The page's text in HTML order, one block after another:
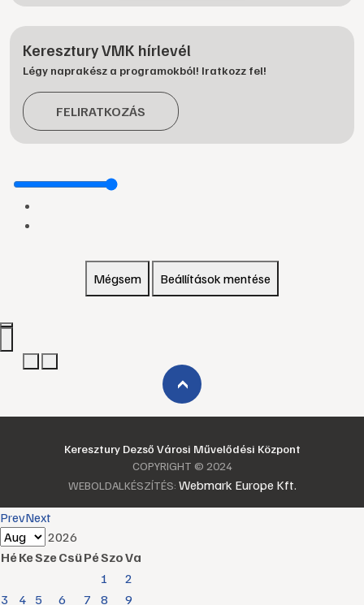
Keresztury VMK hírlevél
Légy naprakész a programokból! Iratkozz fel!
FELIRATKOZÁS
Mégsem Beállítások mentése
›
Keresztury Dezső Városi Művelődési Központ
COPYRIGHT © 2024
WEBOLDALKÉSZÍTÉS: Webmark Europe Kft.
PrevNext
2026
HéKeSzeCsüPéSzoVa
1
2
3
4 5 6 7 8 9